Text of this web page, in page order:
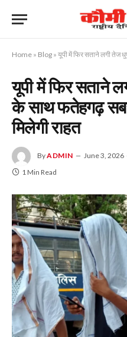
Home » Blog » यूपी में फिर सताने लगी तेज धुप,
यूपी में फिर सताने
के साथ फतेहगढ़
मिलेगी राहत
ByADMIN June 3, 2026
1 Min Read